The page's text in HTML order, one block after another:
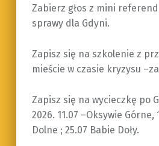
Zabierz głos z mini
sprawy dla Gdyni.
Zapisz się na szkolenie z
mieście w czasie kryzysu
Zapisz się na wycieczkę po
2026. 11.07 –Oksywie Górne,
Dolne ; 25.07 Babie Doły.